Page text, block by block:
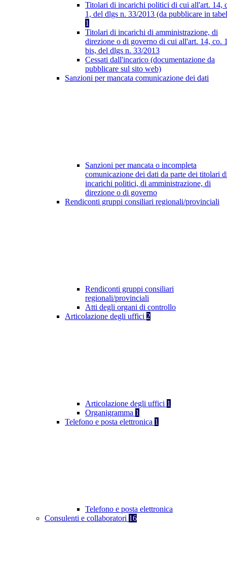
Titolari di incarichi politici di cui all'art. 14,
1, del dlgs n. 33/2013 (da pubblicare in
1
Titolari di incarichi di amministrazione, di
direzione o di governo di cui all'art. 14, co.
bis, del dlgs n. 33/2013
Cessati dall'incarico (documentazione da
pubblicare sul sito web)
Sanzioni per mancata comunicazione dei dati
Sanzioni per mancata o incompleta
comunicazione dei dati da parte dei titolari
incarichi politici, di amministrazione, di
direzione o di governo
Rendiconti gruppi consiliari regionali/provinciali
Rendiconti gruppi consiliari
regionali/provinciali
Atti degli organi di controllo
Articolazione degli uffici 2
Articolazione degli uffici 1
Organigramma 1
Telefono e posta elettronica 1
Telefono e posta elettronica
Consulenti e collaboratori 16